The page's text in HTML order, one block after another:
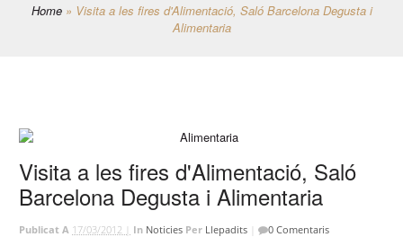
Home » Visita a les fires d'Alimentació, Saló Barcelona Degusta i
Alimentaria
Visita a les fires d'Alimentació, Saló
Barcelona Degusta i Alimentaria
Publicat A 17/03/2012 | In Noticies Per Llepadits 0 Comentaris